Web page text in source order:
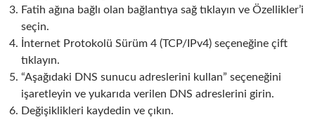
Fatih ağına bağlı olan bağlantıya sağ tıklayın ve Özellikler’i
seçin.
İnternet Protokolü Sürüm 4 (TCP/IPv4) seçeneğine çift
tıklayın.
“Aşağıdaki DNS sunucu adreslerini kullan” seçeneğini
işaretleyin ve yukarıda verilen DNS adreslerini girin.
Değişiklikleri kaydedin ve çıkın.